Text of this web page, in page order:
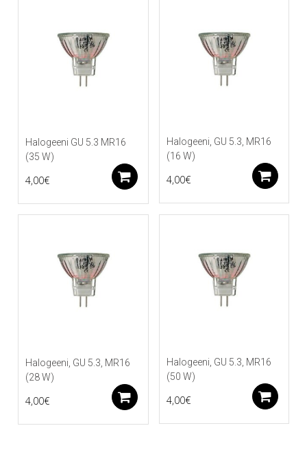
Halogeeni GU 5.3 MR16
(35 W)
4,00€ Lisää ostoskoriin
Halogeeni, GU 5.3, MR16
(16 W)
4,00€
Halogeeni, GU 5.3, MR16
(28 W)
4,00€ Lisää ostoskoriin
Halogeeni, GU 5.3, MR16
(50 W)
4,00€